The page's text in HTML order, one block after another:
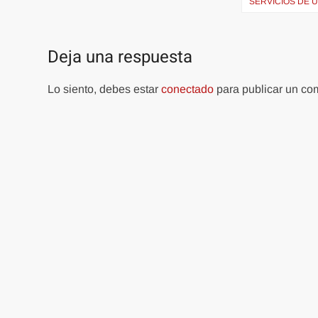
Deja una respuesta
Lo siento, debes estarconectado para publicar un